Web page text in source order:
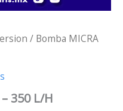
/ Bomba MICRA
350 L/H